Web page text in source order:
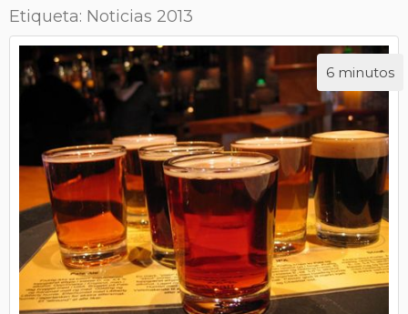
Etiqueta: Noticias 2013
6 minutos